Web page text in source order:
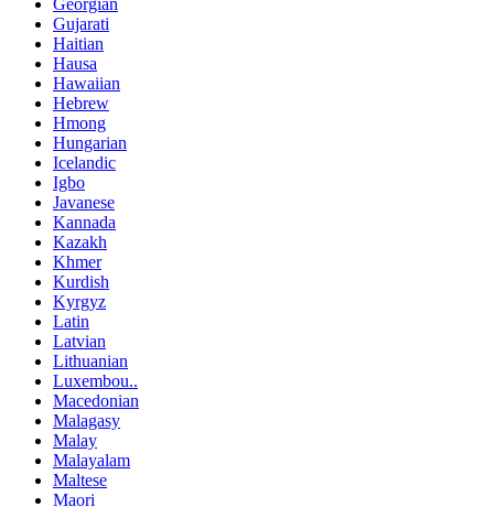
Gujarati
Haitian
Hausa
Hawaiian
Hebrew
Hmong
Hungarian
Icelandic
Igbo
Javanese
Kannada
Kazakh
Khmer
Kurdish
Kyrgyz
Latin
Latvian
Lithuanian
Luxembou..
Macedonian
Malagasy
Malay
Malayalam
Maltese
Maori